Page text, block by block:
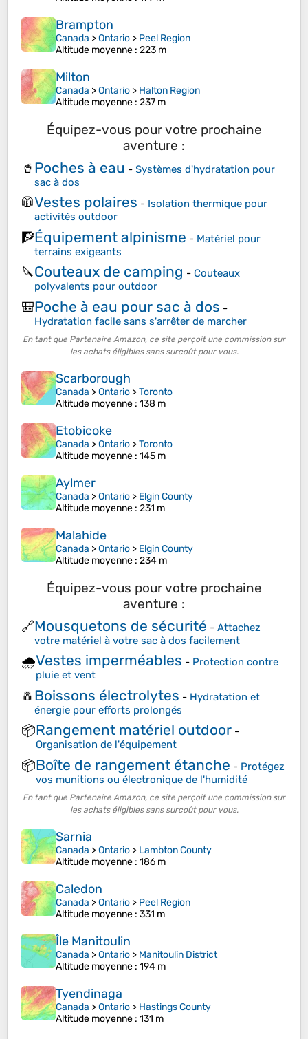
Brampton
Canada >Ontario > Peel Region
Altitude moyenne : 223 m
Milton
Canada >Ontario > Halton Region
Altitude moyenne : 237 m
Équipez-vous pour votre prochaine
aventure :
🥤 Poches à eau - Systèmes d'hydratation pour
sac à dos
🧥Vestes polaires - Isolation thermique pour
activités outdoor
🧗Équipement alpinisme - Matériel pour
terrains exigeants
🔪Couteaux de camping - Couteaux
polyvalents pour outdoor
🎒Poche à eau pour sac à dos -
Hydratation facile sans s'arrêter de marcher
En tant que Partenaire Amazon, ce site perçoit une commission sur
les achats éligibles sans surcoût pour vous.
Scarborough
Canada >Ontario >Toronto
Altitude moyenne : 138 m
Etobicoke
Canada >Ontario >Toronto
Altitude moyenne : 145 m
Aylmer
Canada >Ontario > Elgin County
Altitude moyenne : 231 m
Malahide
Canada >Ontario > Elgin County
Altitude moyenne : 234 m
Équipez-vous pour votre prochaine
aventure :
🔗Mousquetons de sécurité - Attachez
votre matériel à votre sac à dos facilement
🌧️Vestes imperméables - Protection contre
pluie et vent
🧂 Boissons électrolytes - Hydratation et
énergie pour efforts prolongés
📦Rangement matériel outdoor -
Organisation de l'équipement
📦Boîte de rangement étanche - Protégez
vos munitions ou électronique de l'humidité
En tant que Partenaire Amazon, ce site perçoit une commission sur
les achats éligibles sans surcoût pour vous.
Sarnia
Canada >Ontario > Lambton County
Altitude moyenne : 186 m
Caledon
Canada >Ontario > Peel Region
Altitude moyenne : 331 m
Île Manitoulin
Canada >Ontario > Manitoulin District
Altitude moyenne : 194 m
Tyendinaga
Canada >Ontario > Hastings County
Altitude moyenne : 131 m